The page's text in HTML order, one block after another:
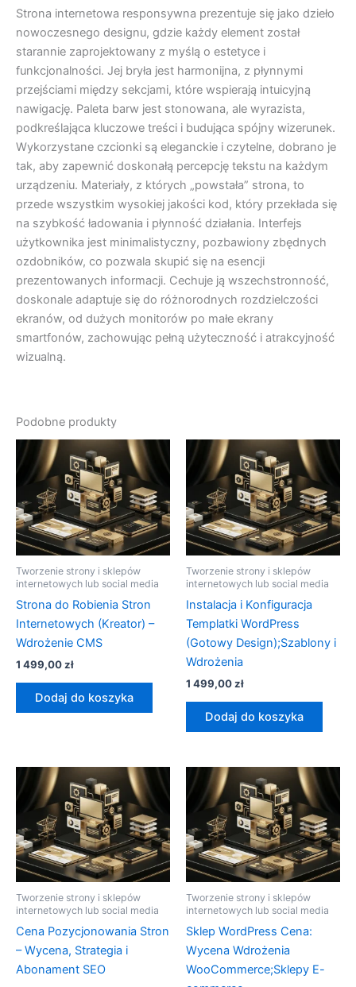
Strona internetowa responsywna prezentuje się jako dzieło
nowoczesnego designu, gdzie każdy element został
starannie zaprojektowany z myślą o estetyce i
funkcjonalności. Jej bryła jest harmonijna, z płynnymi
przejściami między sekcjami, które wspierają intuicyjną
nawigację. Paleta barw jest stonowana, ale wyrazista,
podkreślająca kluczowe treści i budująca spójny wizerunek.
Wykorzystane czcionki są eleganckie i czytelne, dobrano je
tak, aby zapewnić doskonałą percepcję tekstu na każdym
urządzeniu. Materiały, z których „powstała” strona, to
przede wszystkim wysokiej jakości kod, który przekłada się
na szybkość ładowania i płynność działania. Interfejs
użytkownika jest minimalistyczny, pozbawiony zbędnych
ozdobników, co pozwala skupić się na esencji
prezentowanych informacji. Cechuje ją wszechstronność,
doskonale adaptuje się do różnorodnych rozdzielczości
ekranów, od dużych monitorów po małe ekrany
smartfonów, zachowując pełną użyteczność i atrakcyjność
wizualną.
Podobne produkty
Tworzenie strony i sklepów
internetowych lub social media
Strona do Robienia Stron
Internetowych (Kreator) –
Wdrożenie CMS
1 499,00zł
Dodaj do koszyka
Tworzenie strony i sklepów
internetowych lub social media
Instalacja i Konfiguracja
Templatki WordPress
(Gotowy Design);Szablony i
Wdrożenia
1 499,00zł
Dodaj do koszyka
Tworzenie strony i sklepów
internetowych lub social media
Cena Pozycjonowania Stron
– Wycena, Strategia i
Abonament SEO
Tworzenie strony i sklepów
internetowych lub social media
Sklep WordPress Cena:
Wycena Wdrożenia
WooCommerce;Sklepy E-